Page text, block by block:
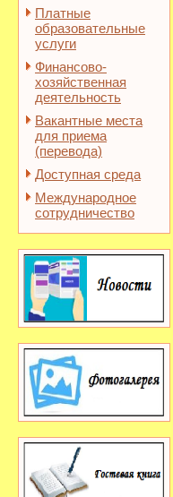
Платные
образовательные
услуги
Финансово-
хозяйственная
деятельность
Вакантные места
для приема
(перевода)
Доступная среда
Международное
сотрудничество